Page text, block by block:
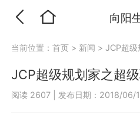
向阳
当前位置：首页 > 新闻 > JCP超
JCP超级规划家之超
阅读 2607 发布日期：2018/06/